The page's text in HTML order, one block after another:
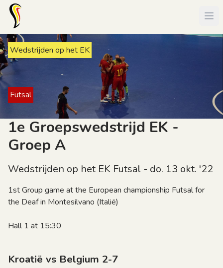
Wedstrijden op het EK
Futsal
1e Groepswedstrijd EK -
Groep A
Wedstrijden op het EK Futsal - do. 13 okt. '22
1st Group game at the European championship Futsal for
the Deaf in Montesilvano (Italië)
Hall 1 at 15:30
Kroatië vs Belgium 2-7